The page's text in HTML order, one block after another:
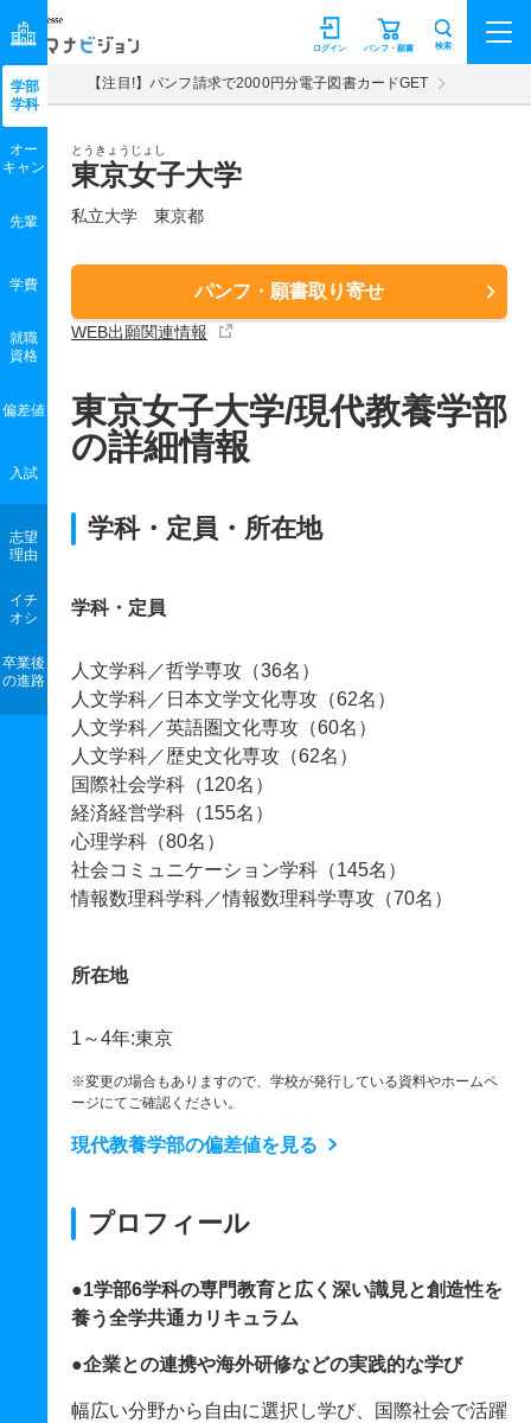
マナビジョン パンフ・願書
ログイン 検索
【注目!】パンフ請求で2000円分電子図書カードGET
とうきょうじょし
東京女子大学
私立大学 東京都
パンフ・願書取り寄せ
WEB出願関連情報
学部
学科
オー
キャン
先輩
学費
就職
資格
偏差値
入試
志望
理由
イチ
オシ
卒業後
の進路
東京女子大学/現代教養学部
の詳細情報
学科・定員・所在地
学科・定員
人文学科／哲学専攻（36名）
人文学科／日本文学文化専攻（62名）
人文学科／英語圏文化専攻（60名）
人文学科／歴史文化専攻（62名）
国際社会学科（120名）
経済経営学科（155名）
心理学科（80名）
社会コミュニケーション学科（145名）
情報数理科学科／情報数理科学専攻（70名）
所在地
1～4年:東京
※変更の場合もありますので、学校が発行している資料やホームペ
ージにてご確認ください。
現代教養学部の偏差値を見る
プロフィール
●1学部6学科の専門教育と広く深い識見と創造性を
養う全学共通カリキュラム
●企業との連携や海外研修などの実践的な学び
幅広い分野から自由に選択し学び、国際社会で活躍